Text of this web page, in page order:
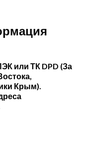
или ТК DPD (За
Крым).